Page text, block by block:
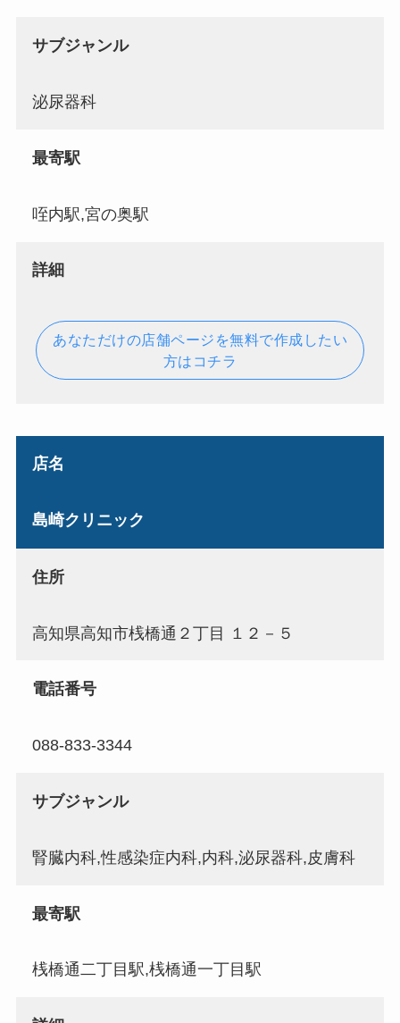
サブジャンル
泌尿器科
最寄駅
咥内駅,宮の奥駅
詳細
あなただけの店舗ページを無料で作成したい
方はコチラ
店名
島崎クリニック
住所
高知県高知市桟橋通２丁目 １２－５
電話番号
088-833-3344
サブジャンル
腎臓内科,性感染症内科,内科,泌尿器科,皮膚科
最寄駅
桟橋通二丁目駅,桟橋通一丁目駅